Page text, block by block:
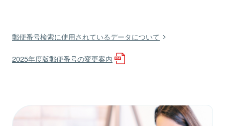
郵便番号検索に使用されているデータについて
2025年度版郵便番号の変更案内